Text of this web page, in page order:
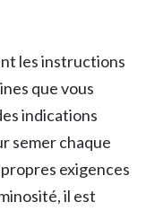
les instructions
que vous
indications
semer chaque
exigences
il est